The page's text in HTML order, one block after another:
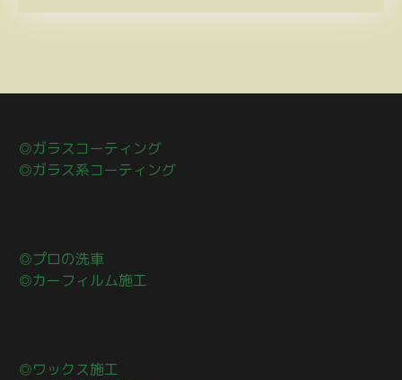
◎ガラスコーティング
◎ガラス系コーティング
◎プロの洗車
◎カーフィルム施工
◎ワックス施工